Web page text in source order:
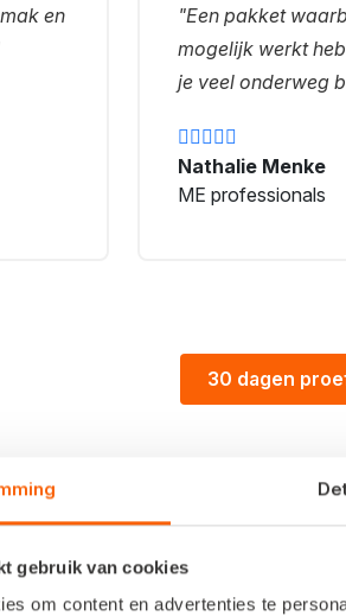
gebruik van cookies
om content en advertenties te
en
"Een pakket
mogelijk werkt
je veel onderweg
Nathalie Menke
ME professionals
30 dagen
Dit is